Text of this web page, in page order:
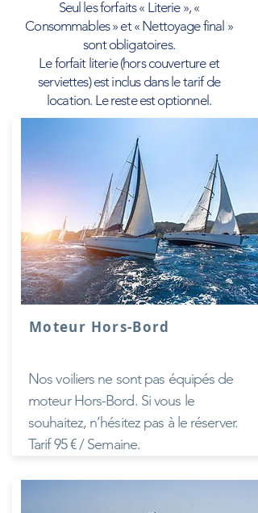
Seul les forfaits « Literie », «
Consommables » et « Nettoyage final »
sont obligatoires.
Le forfait literie (hors couverture et
serviettes) est inclus dans le tarif de
location. Le reste est optionnel.
Moteur Hors-Bord
Nos voiliers ne sont pas équipés de
moteur Hors-Bord. Si vous le
souhaitez, n’hésitez pas à le réserver.
Tarif 95 € / Semaine.